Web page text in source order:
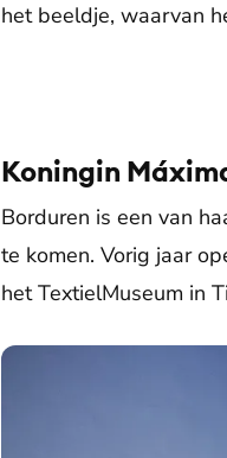
het beeldje, waarvan
Koningin
Borduren is een van
te komen. Vorig jaar
het TextielMuseum in